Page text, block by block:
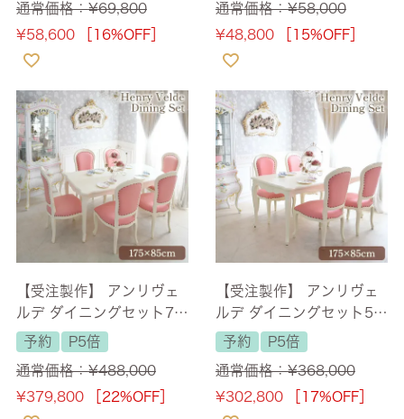
通常価格：¥69,800
¥58,600 ［16%OFF］
通常価格：¥58,000
¥48,800 ［15%OFF］
【受注製作】 アンリヴェ
ルデ ダイニングセット7P
6人掛け アイボリー ピン
ク 幅175cm 【送料無料/
設置サービス付】
予約
P5倍
通常価格：¥488,000
¥379,800 ［22%OFF］
【受注製作】 アンリヴェ
ルデ ダイニングセット5P
4人掛け アイボリー ピン
ク 幅175cm 【送料無料/
設置サービス付】
予約
P5倍
通常価格：¥368,000
¥302,800 ［17%OFF］